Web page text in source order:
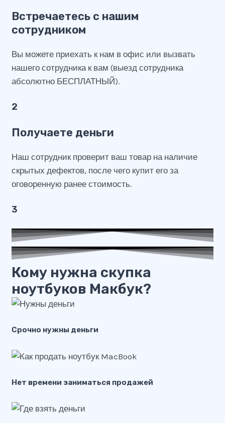
Встречаетесь с нашим
сотрудником
Вы можете приехать к нам в офис или вызвать
нашего сотрудника к вам (выезд сотрудника
абсолютно БЕСПЛАТНЫЙ).
2
Получаете деньги
Наш сотрудник проверит ваш товар на наличие
скрытых дефектов, после чего купит его за
оговоренную ранее стоимость.
3
Кому нужна скупка
ноутбуков Макбук?
Срочно нужны деньги
Нет времени заниматься продажей